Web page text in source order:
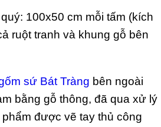
100x50 cm mỗi tấm (kích
ruột tranh và khung gỗ bên
sứ Bát Tràng bên ngoài
bằng gỗ thông, đã qua xử lý
được vẽ tay thủ công